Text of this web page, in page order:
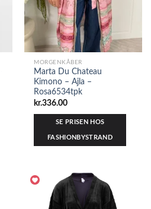
MORGENKÅBER
Marta Du Chateau
Kimono – Ajla –
Rosa6534tpk
kr.336.00
SE PRISEN HOS
FASHIONBYSTRAND